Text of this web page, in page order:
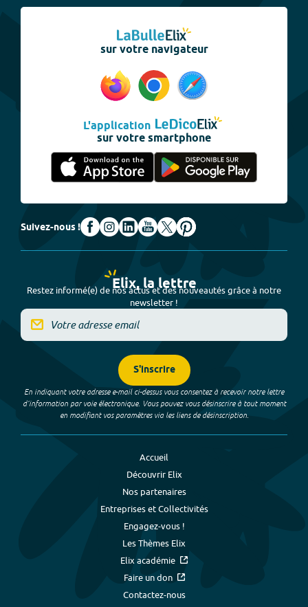
sur votre navigateur
L'application
sur votre smartphone
Suivez-nous !
Elix, la lettre
Restez informé(e) de nos actus et des nouveautés grâce à notre
newsletter !
S'inscrire
En indiquant votre adresse e-mail ci-dessus vous consentez à recevoir notre lettre
d’information par voie électronique. Vous pouvez vous désinscrire à tout moment
en modifiant vos paramètres via les liens de désinscription.
Accueil
Découvrir Elix
Nos partenaires
Entreprises et Collectivités
Engagez-vous !
Les Thèmes Elix
Elix académie
Faire un don
Contactez-nous